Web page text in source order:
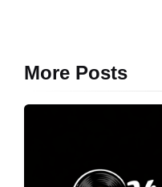
More Posts